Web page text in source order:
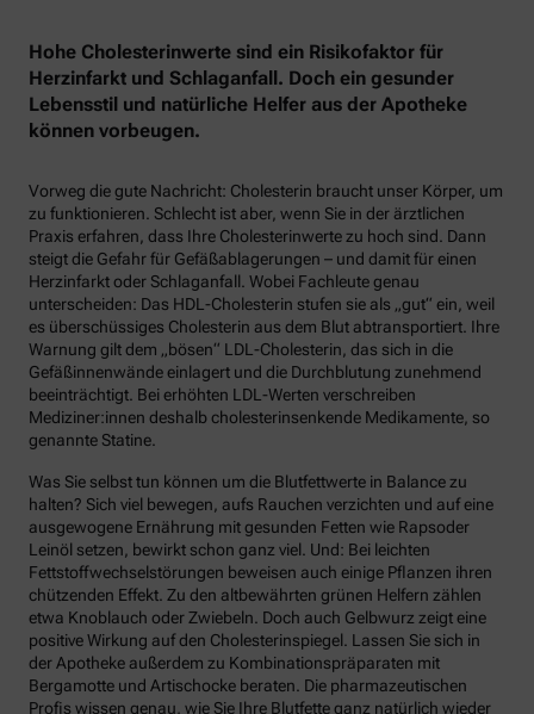
Hohe Cholesterinwerte sind ein Risikofaktor für
Herzinfarkt und Schlaganfall. Doch ein gesunder
Lebensstil und natürliche Helfer aus der Apotheke
können vorbeugen.
Vorweg die gute Nachricht: Cholesterin braucht unser Körper, um
zu funktionieren. Schlecht ist aber, wenn Sie in der ärztlichen
Praxis erfahren, dass Ihre Cholesterinwerte zu hoch sind. Dann
steigt die Gefahr für Gefäßablagerungen – und damit für einen
Herzinfarkt oder Schlaganfall. Wobei Fachleute genau
unterscheiden: Das HDL-Cholesterin stufen sie als „gut“ ein, weil
es überschüssiges Cholesterin aus dem Blut abtransportiert. Ihre
Warnung gilt dem „bösen“ LDL-Cholesterin, das sich in die
Gefäßinnenwände einlagert und die Durchblutung zunehmend
beeinträchtigt. Bei erhöhten LDL-Werten verschreiben
Mediziner:innen deshalb cholesterinsenkende Medikamente, so
genannte Statine.
Was Sie selbst tun können um die Blutfettwerte in Balance zu
halten? Sich viel bewegen, aufs Rauchen verzichten und auf eine
ausgewogene Ernährung mit gesunden Fetten wie Rapsoder
Leinöl setzen, bewirkt schon ganz viel. Und: Bei leichten
Fettstoffwechselstörungen beweisen auch einige Pflanzen ihren
chützenden Effekt. Zu den altbewährten grünen Helfern zählen
etwa Knoblauch oder Zwiebeln. Doch auch Gelbwurz zeigt eine
positive Wirkung auf den Cholesterinspiegel. Lassen Sie sich in
der Apotheke außerdem zu Kombinationspräparaten mit
Bergamotte und Artischocke beraten. Die pharmazeutischen
Profis wissen genau, wie Sie Ihre Blutfette ganz natürlich wieder